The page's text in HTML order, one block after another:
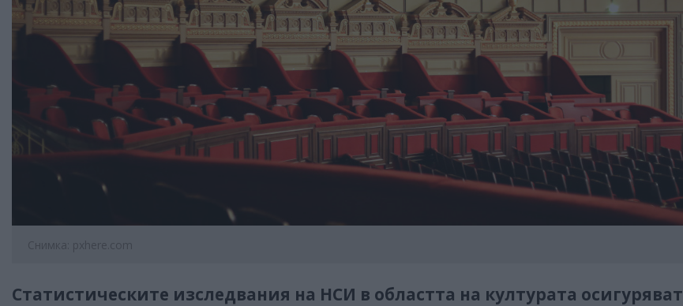
Снимка: pxhere.com
Статистическите изследвания на НСИ в областта на културата осигуряват